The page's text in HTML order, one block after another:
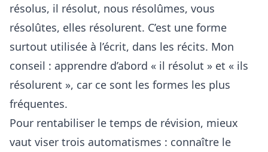
résolus, il résolut, nous résolûmes, vous
résolûtes, elles résolurent. C’est une forme
surtout utilisée à l’écrit, dans les récits. Mon
conseil : apprendre d’abord « il résolut » et « ils
résolurent », car ce sont les formes les plus
fréquentes.
Pour rentabiliser le temps de révision, mieux
vaut viser trois automatismes : connaître le